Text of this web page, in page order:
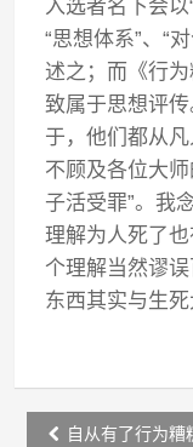
入选者名下会以
“思想体系”、“
述之；而《行
致属于思想评
于，他们都从
不顾及各位大
子活受罪”。我
理解为人死了
个理解当然谬
东西其实与生
Post自从有了行为糟